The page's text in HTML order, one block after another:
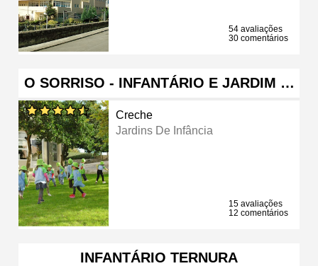
54 avaliações
30 comentários
O SORRISO - INFANTÁRIO E JARDIM …
Creche
Jardins De Infância
15 avaliações
12 comentários
INFANTÁRIO TERNURA